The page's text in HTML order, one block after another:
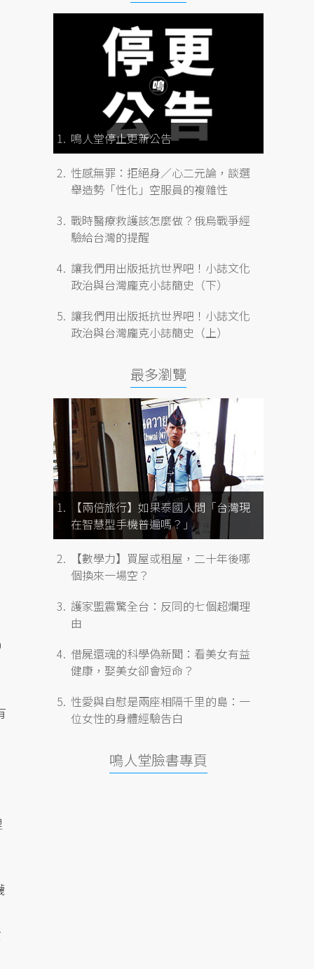
鳴人堂停止更新公告
性感無罪：拒絕身／心二元論，談選
舉造勢「性化」空服員的複雜性
戰時醫療救護該怎麼做？俄烏戰爭經
驗給台灣的提醒
讓我們用出版抵抗世界吧！小誌文化
政治與台灣龐克小誌簡史（下）
讓我們用出版抵抗世界吧！小誌文化
政治與台灣龐克小誌簡史（上）
最多瀏覽
【兩倍旅行】如果泰國人問「台灣現
在智慧型手機普遍嗎？」
【數學力】買屋或租屋，二十年後哪
個換來一場空？
護家盟震驚全台：反同的七個超爛理
由
借屍還魂的科學偽新聞：看美女有益
健康，娶美女卻會短命？
性愛與自慰是兩座相隔千里的島：一
位女性的身體經驗告白
鳴人堂臉書專頁